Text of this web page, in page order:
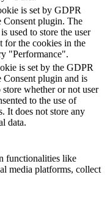
is set by GDPR
Consent plugin. The
used to store the user
for the cookies in the
"Performance".
is set by the GDPR
Consent plugin and is
store whether or not user
to the use of
It does not store any
data.
functionalities like
media platforms, collect